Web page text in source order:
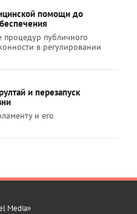
помощи до
процедур публичного
в регулировании
и перезапуск
и его
Media»